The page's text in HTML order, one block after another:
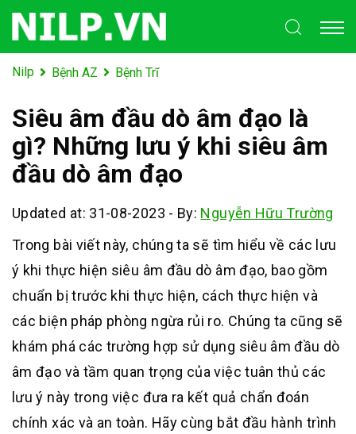
Nilp Bệnh AZ Bệnh Trĩ
Siêu âm đầu dò âm đạo là
gì? Những lưu ý khi siêu âm
đầu dò âm đạo
Updated at: 31-08-2023 - By: Nguyễn Hữu Trường
Trong bài viết này, chúng ta sẽ tìm hiểu về các lưu
ý khi thực hiện siêu âm đầu dò âm đạo, bao gồm
chuẩn bị trước khi thực hiện, cách thực hiện và
các biện pháp phòng ngừa rủi ro. Chúng ta cũng sẽ
khám phá các trường hợp sử dụng siêu âm đầu dò
âm đạo và tầm quan trọng của việc tuân thủ các
lưu ý này trong việc đưa ra kết quả chẩn đoán
chính xác và an toàn. Hãy cùng bắt đầu hành trình